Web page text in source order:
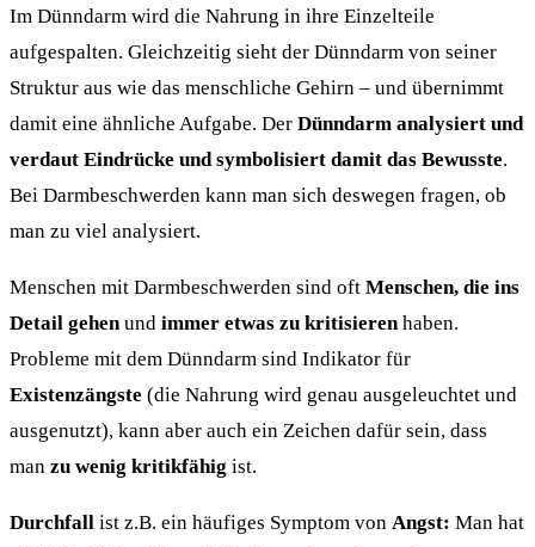
Im Dünndarm wird die Nahrung in ihre Einzelteile
aufgespalten. Gleichzeitig sieht der Dünndarm von seiner
Struktur aus wie das menschliche Gehirn – und übernimmt
damit eine ähnliche Aufgabe. Der Dünndarm analysiert und
verdaut Eindrücke und symbolisiert damit das Bewusste.
Bei Darmbeschwerden kann man sich deswegen fragen, ob
man zu viel analysiert.
Menschen mit Darmbeschwerden sind oft Menschen, die ins
Detail gehenund immer etwas zu kritisierenhaben.
Probleme mit dem Dünndarm sind Indikator für
Existenzängste (die Nahrung wird genau ausgeleuchtet und
ausgenutzt), kann aber auch ein Zeichen dafür sein, dass
man zu wenig kritikfähig ist.
Durchfall ist z.B. ein häufiges Symptom von Angst: Man hat